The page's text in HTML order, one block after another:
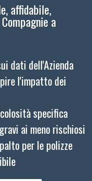
affidabile,
a
dati dell'Azienda
l'impatto dei
specifica
ai meno rischiosi
per le polizze